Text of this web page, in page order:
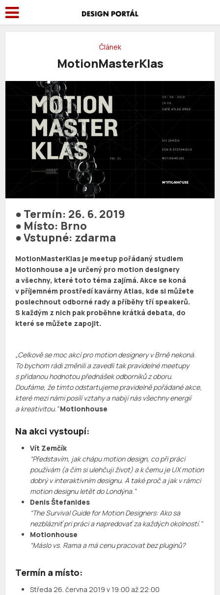
Článek
MotionMasterKlas
● Termín: 26. 6. 2019
● Místo: Brno
● Vstupné: zdarma
MotionMasterKlas je meetup pořádaný studiem
Motionhouse a je určený pro motion designery
a všechny, které toto téma zajímá. Akce se koná
v příjemném prostředí kavárny Atlas, kde si můžete
poslechnout odborné rady a příběhy tří speakerů.
S každým z nich pak proběhne krátká debata, do
které se můžete zapojit.
„Celkově se moc akcí pro motion designery v Brně nekoná.
To bychom rádi změnili a zavedli tak pravidelné meetupy
s přidanou hodnotou přednášek odborníků z oboru.
Doufáme, že tímto odstartujeme pravidelně pořádané akce,
které mezi námi posílí vztahy a nabijí nás všechny energií
a kreativitou.”Motionhouse
Na akci vystoupí:
Vít Zemčík
“Představím, jak chápu motion design, co při práci
používám (a čím si ulehčuji život) a k čemu je UX motion
dobrý v interaktivním designu. A také proč a jak v rámci
motion designu letět do Londýna.”
Denis Štefanides
“The Survival Guide for Motion Designers: Ako sa
nezblázniť pri práci a napredovať za každých okolností.”
Motionhouse
“Máslo vs. Rama a má cenu pracovat bez pluginů?
Termín a místo:
Středa 26. června 2019 v 19:00 až 22:00